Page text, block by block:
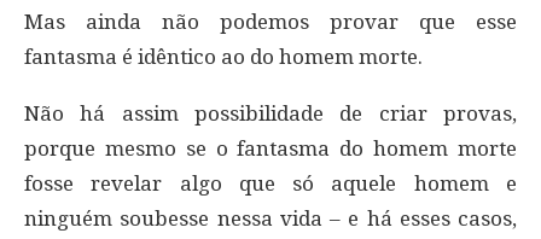
Mas ainda não podemos provar que esse
fantasma é idêntico ao do homem morte.
Não há assim possibilidade de criar provas,
porque mesmo se o fantasma do homem morte
fosse revelar algo que só aquele homem e
ninguém soubesse nessa vida – e há esses casos,